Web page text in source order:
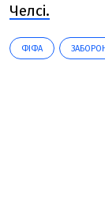
Челсі.
ФІФА